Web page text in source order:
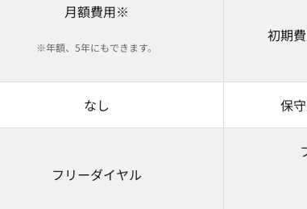
月額費用※
※年額、5年にもできます。
初期
なし 保
フリーダイヤル